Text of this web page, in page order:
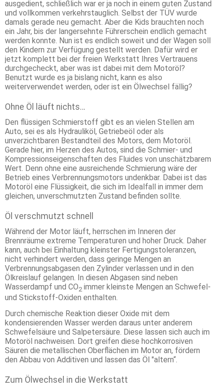
ausgedient, schließlich war er ja noch in einem guten Zustand
und vollkommen verkehrstauglich. Selbst der TÜV wurde
damals gerade neu gemacht. Aber die Kids brauchten noch
ein Jahr, bis der langersehnte Führerschein endlich gemacht
werden konnte. Nun ist es endlich soweit und der Wagen soll
den Kindern zur Verfügung gestellt werden. Dafür wird er
jetzt komplett bei der freien Werkstatt Ihres Vertrauens
durchgecheckt, aber was ist dabei mit dem Motoröl?
Benutzt wurde es ja bislang nicht, kann es also
weiterverwendet werden, oder ist ein Ölwechsel fällig?
Ohne Öl läuft nichts…
Den flüssigen Schmierstoff gibt es an vielen Stellen am
Auto, sei es als Hydrauliköl, Getriebeöl oder als
unverzichtbaren Bestandteil des Motors, dem Motoröl.
Gerade hier, im Herzen des Autos, sind die Schmier- und
Kompressionseigenschaften des Fluides von unschätzbarem
Wert. Denn ohne eine ausreichende Schmierung wäre der
Betrieb eines Verbrennungsmotors undenkbar. Dabei ist das
Motoröl eine Flüssigkeit, die sich im Idealfall in immer dem
gleichen, unverschmutzten Zustand befinden sollte.
Öl verschmutzt schnell
Während der Motor läuft, herrschen im Inneren der
Brennräume extreme Temperaturen und hoher Druck. Daher
kann, auch bei Einhaltung kleinster Fertigungstoleranzen,
nicht verhindert werden, dass geringe Mengen an
Verbrennungsabgasen den Zylinder verlassen und in den
Ölkreislauf gelangen. In diesen Abgasen sind neben
Wasserdampf und CO2 immer kleinste Mengen an Schwefel-
und Stickstoff-Oxiden enthalten.
Durch chemische Reaktion dieser Oxide mit dem
kondensierenden Wasser werden daraus unter anderem
Schwefelsäure und Salpetersäure. Diese lassen sich auch im
Motoröl nachweisen. Dort greifen diese hochkorrosiven
Säuren die metallischen Oberflächen im Motor an, fördern
den Abbau von Additiven und lassen das Öl "altern“.
Zum Ölwechsel in die Werkstatt